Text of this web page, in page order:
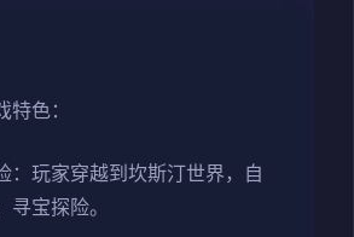
特色：
：玩家穿越到坎斯汀世界，自
寻宝探险。